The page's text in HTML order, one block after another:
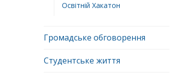
Освітній Хакатон
Громадське обговорення
Студентське життя